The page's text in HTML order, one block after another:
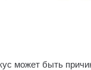
может быть